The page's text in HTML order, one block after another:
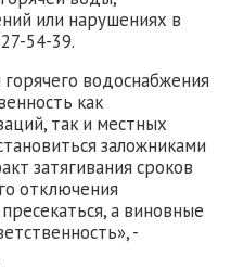
или нарушениях в
54-39.
водоснабжения
как
так и местных
заложниками
затягивания сроков
отключения
а виновные
-